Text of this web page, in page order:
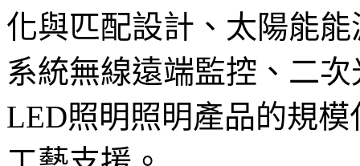
化與匹配設計、太陽能
系統無線遠端監控、二
LED照明照明產品的規